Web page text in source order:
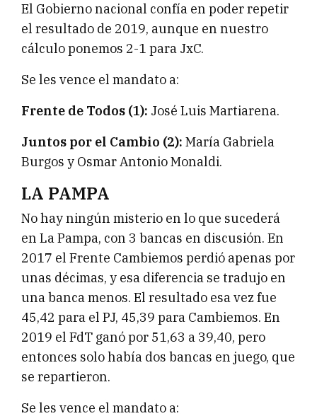
El Gobierno nacional confía en poder repetir
el resultado de 2019, aunque en nuestro
cálculo ponemos 2-1 para JxC.
Se les vence el mandato a:
Frente de Todos (1): José Luis Martiarena.
Juntos por el Cambio (2): María Gabriela
Burgos y Osmar Antonio Monaldi.
LA PAMPA
No hay ningún misterio en lo que sucederá
en La Pampa, con 3 bancas en discusión. En
2017 el Frente Cambiemos perdió apenas por
unas décimas, y esa diferencia se tradujo en
una banca menos. El resultado esa vez fue
45,42 para el PJ, 45,39 para Cambiemos. En
2019 el FdT ganó por 51,63 a 39,40, pero
entonces solo había dos bancas en juego, que
se repartieron.
Se les vence el mandato a: